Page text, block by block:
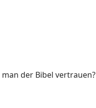
der Bibel vertrauen?